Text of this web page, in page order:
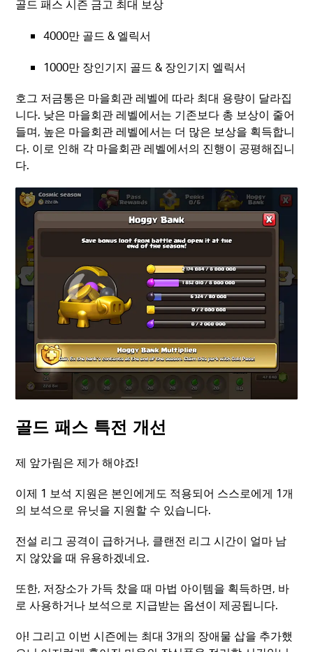
골드 패스 시즌 금고 최대 보상
4000만 골드 & 엘릭서
1000만 장인기지 골드 & 장인기지 엘릭서
호그 저금통은 마을회관 레벨에 따라 최대 용량이 달라집
니다. 낮은 마을회관 레벨에서는 기존보다 총 보상이 줄어
들며, 높은 마을회관 레벨에서는 더 많은 보상을 획득합니
다. 이로 인해 각 마을회관 레벨에서의 진행이 공평해집니
다.
골드 패스 특전 개선
제 앞가림은 제가 해야죠!
이제 1 보석 지원은 본인에게도 적용되어 스스로에게 1개
의 보석으로 유닛을 지원할 수 있습니다.
전설 리그 공격이 급하거나, 클랜전 리그 시간이 얼마 남
지 않았을 때 유용하겠네요.
또한, 저장소가 가득 찼을 때 마법 아이템을 획득하면, 바
로 사용하거나 보석으로 지급받는 옵션이 제공됩니다.
아! 그리고 이번 시즌에는 최대 3개의 장애물 삽을 추가했